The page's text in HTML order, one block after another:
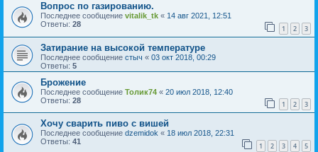
Вопрос по газированию.
Последнее сообщение vitalik_tk « 14 авг 2021, 12:51
Ответы: 28 1 2 3
Затирание на высокой температуре
Последнее сообщение стыч « 03 окт 2018, 00:29
Ответы: 5
Брожение
Последнее сообщение Толик74 « 20 июл 2018, 12:40
Ответы: 28 1 2 3
Хочу сварить пиво с вишей
Последнее сообщение dzemidok « 18 июл 2018, 22:31
Ответы: 41 1 2 3 4 5